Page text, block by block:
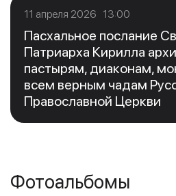
11 апреля 2026 13:00
Пасхальное послание
Патриарха Кирилла
пастырям, диаконам,
всем верным чадам
Православной Церкви
Фотоальбомы